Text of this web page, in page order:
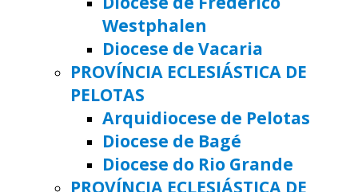
Westphalen
Diocese de Vacaria
PROVÍNCIA ECLESIÁSTICA DE
PELOTAS
Arquidiocese de Pelotas
Diocese de Bagé
Diocese do Rio Grande
PROVÍNCIA ECLESIÁSTICA DE